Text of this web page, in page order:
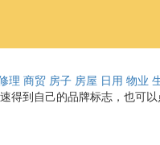
理 商贸 房子 房屋 日用 物业
到自己的品牌标志，也可以